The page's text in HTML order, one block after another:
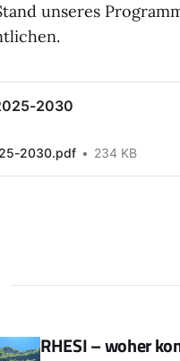
unseres
2030
2030.pdf 234 KB
RHESI – woher